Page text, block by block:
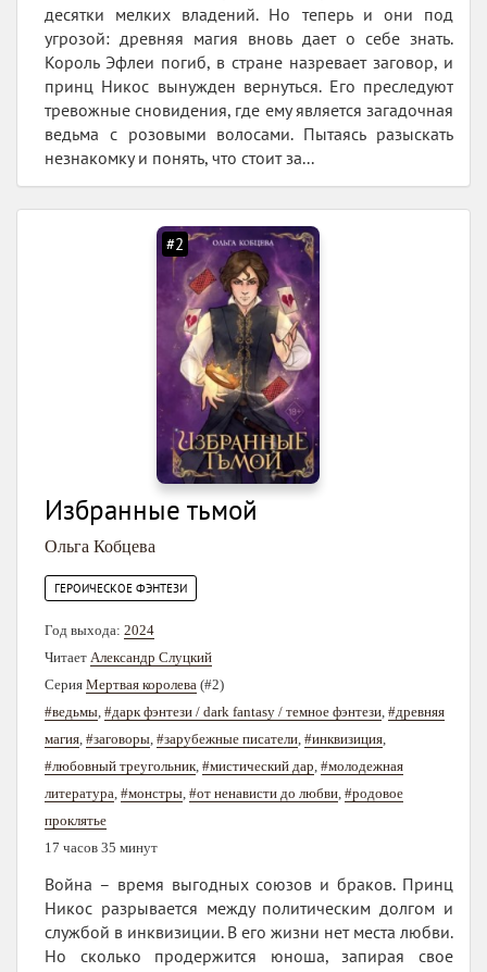
десятки мелких владений. Но теперь и они под
угрозой: древняя магия вновь дает о себе знать.
Король Эфлеи погиб, в стране назревает заговор, и
принц Никос вынужден вернуться. Его преследуют
тревожные сновидения, где ему является загадочная
ведьма с розовыми волосами. Пытаясь разыскать
незнакомку и понять, что стоит за...
#2
Избранные тьмой
Ольга Кобцева
ГЕРОИЧЕСКОЕ ФЭНТЕЗИ
Год выхода: 2024
Читает Александр Слуцкий
Серия Мертвая королева (#2)
#ведьмы #дарк фэнтези / dark fantasy / темное фэнтези #древняя
магия #заговоры #зарубежные писатели #инквизиция
#любовный треугольник #мистический дар #молодежная
литература #монстры #от ненависти до любви #родовое
проклятье
17 часов 35 минут
Война – время выгодных союзов и браков. Принц
Никос разрывается между политическим долгом и
службой в инквизиции. В его жизни нет места любви.
Но сколько продержится юноша, запирая свое